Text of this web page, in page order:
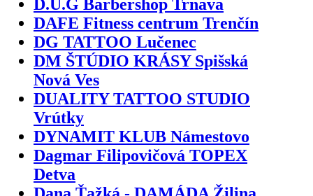
D.U.G Barbershop Trnava
DAFE Fitness centrum Trenčín
DG TATTOO Lučenec
DM ŠTÚDIO KRÁSY Spišská
Nová Ves
DUALITY TATTOO STUDIO
Vrútky
DYNAMIT KLUB Námestovo
Dagmar Filipovičová TOPEX
Detva